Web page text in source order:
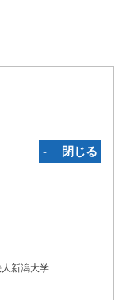
‐ 閉じる
新潟大学